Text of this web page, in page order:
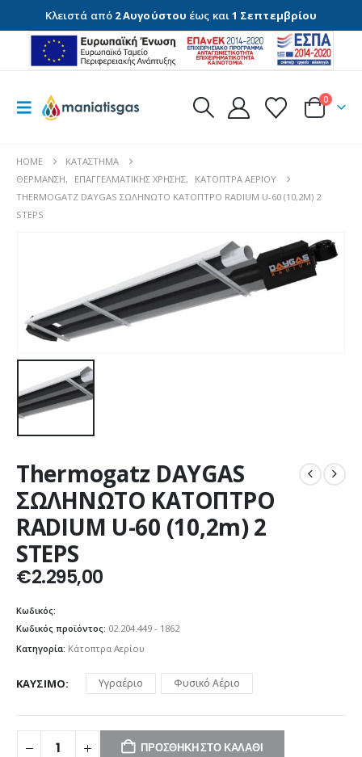
Κλειστά από 2 Αυγούστου έως και1 Σεπτεμβρίου
0
HOME
ΚΑΤΆΣΤΗΜΑ
ΘΈΡΜΑΝΣΗ, ΕΠΑΓΓΕΛΜΑΤΙΚΉΣ ΧΡΉΣΗΣ,
ΚΆΤΟΠΤΡΑ ΑΕΡΊΟΥ
THERMOGATZ DAYGAS ΣΩΛΗΝΩΤΟ ΚΑΤΟΠΤΡΟ RADIUM U-60 (10,2M) 2
STEPS
Thermogatz DAYGAS
ΣΩΛΗΝΩΤΟ ΚΑΤΟΠΤΡΟ
RADIUM U-60 (10,2m) 2
STEPS
€2.295,00
Κωδικός:
Κωδικός προϊόντος: 02.204.449 - 1862
Κατηγορία: Κάτοπτρα Αερίου
ΚΑΎΣΙΜΟ Υγραέριο Φυσικό Αέριο
ΠΡΟΣΘΉΚΗ ΣΤΟ ΚΑΛΆΘΙ